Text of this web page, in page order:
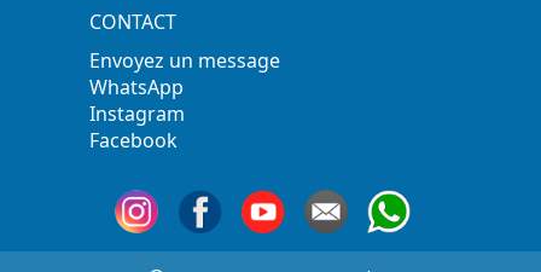
CONTACT
Envoyez un message
WhatsApp
Instagram
Facebook